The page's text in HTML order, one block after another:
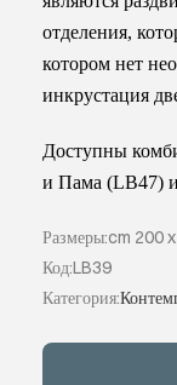
отделения,
котором нет
инкрустация
Доступны
и Пама (LB47) и
Размеры:cm 200
Код:LB39
Категория: